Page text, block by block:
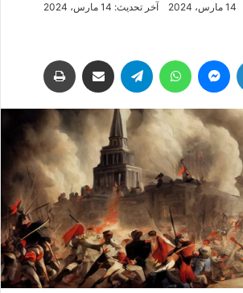
14 مارس، 2024 آخر تحديث: 14 مارس، 2024
لينكدإن ماسنجر واتساب تيلقرام مشاركة عبر البريد